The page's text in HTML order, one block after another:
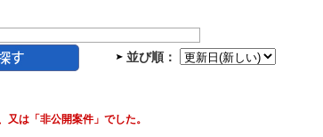
並び順：
は「非公開案件」でした。